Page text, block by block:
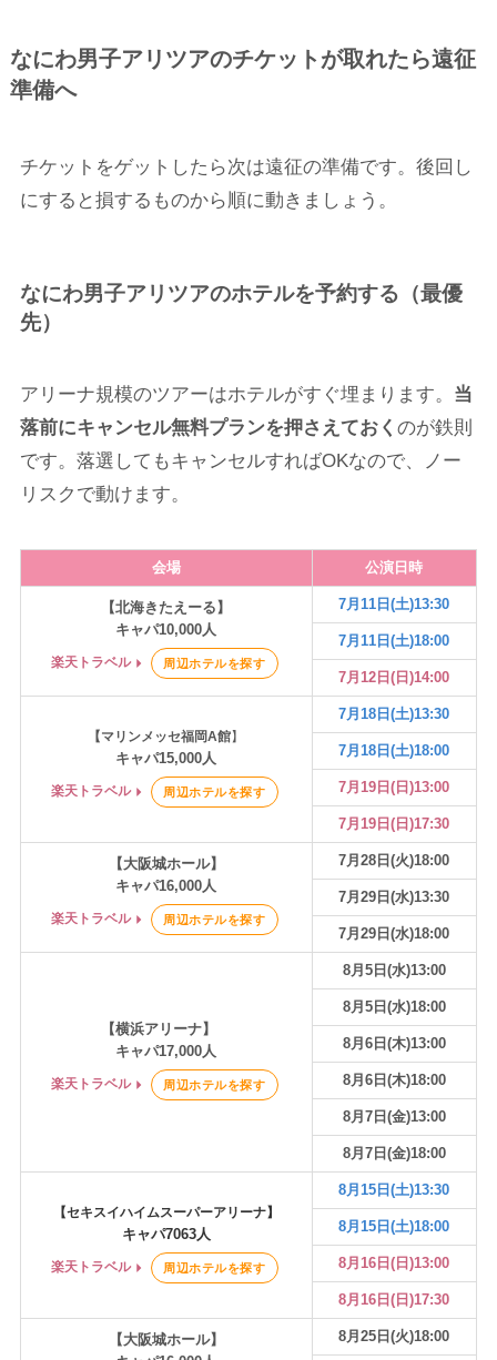
なにわ男子アリツアのチケットが取れたら遠征
準備へ
チケットをゲットしたら次は遠征の準備です。後回し
にすると損するものから順に動きましょう。
なにわ男子アリツアのホテルを予約する（最優
先）
アリーナ規模のツアーはホテルがすぐ埋まります。 当
落前にキャンセル無料プランを押さえておく のが鉄則
です。落選してもキャンセルすればOKなので、ノー
リスクで動けます。
会場 公演日時
【北海きたえーる】
キャパ10,000人
楽天トラベル 周辺ホテルを探す
7月11日(土)13:30
7月11日(土)18:00
7月12日(日)14:00
【マリンメッセ福岡A館】
キャパ15,000人
楽天トラベル 周辺ホテルを探す
7月18日(土)13:30
7月18日(土)18:00
7月19日(日)13:00
7月19日(日)17:30
【大阪城ホール】
キャパ16,000人
楽天トラベル 周辺ホテルを探す
7月28日(火)18:00
7月29日(水)13:30
7月29日(水)18:00
【横浜アリーナ】
キャパ17,000人
楽天トラベル 周辺ホテルを探す
8月5日(水)13:00
8月5日(水)18:00
8月6日(木)13:00
8月6日(木)18:00
8月7日(金)13:00
8月7日(金)18:00
【セキスイハイムスーパーアリーナ】
キャパ7063人
楽天トラベル 周辺ホテルを探す
8月15日(土)13:30
8月15日(土)18:00
8月16日(日)13:00
8月16日(日)17:30
【大阪城ホール】
8月25日(火)18:00